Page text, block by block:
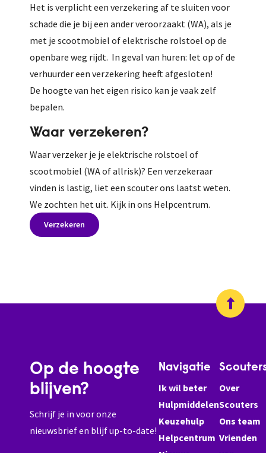
Het is verplicht een verzekering af te sluiten voor
schade die je bij een ander veroorzaakt (WA), als je
met je scootmobiel of elektrische rolstoel op de
openbare weg rijdt. In geval van huren: let op of de
verhuurder een verzekering heeft afgesloten!
De hoogte van het eigen risico kan je vaak zelf
bepalen.
Waar verzekeren?
Waar verzeker je je elektrische rolstoel of
scootmobiel (WA of allrisk)? Een verzekeraar
vinden is lastig, liet een scouter ons laatst weten.
We zochten het uit. Kijk in ons Helpcentrum.
Verzekeren
Op de hoogte
blijven?
Schrijf je in voor onze
nieuwsbrief en blijf up-to-date!
Navigatie
Ik wil beter
Hulpmiddelen
Keuzehulp
Helpcentrum
Over
Scouters
Ons team
Vrienden